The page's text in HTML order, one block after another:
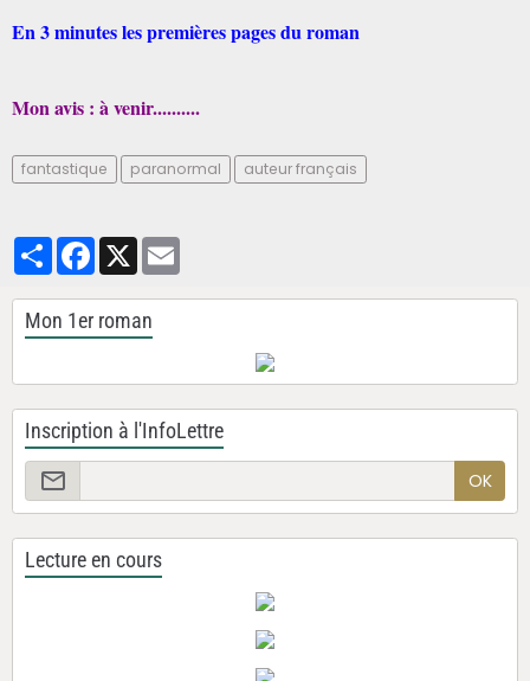
En 3 minutes les premières pages du roman
Mon avis : à venir..........
fantastique paranormal auteur français
PartagerFacebook
X
Mon 1er roman
Inscription à l'InfoLettre
OK
Lecture en cours